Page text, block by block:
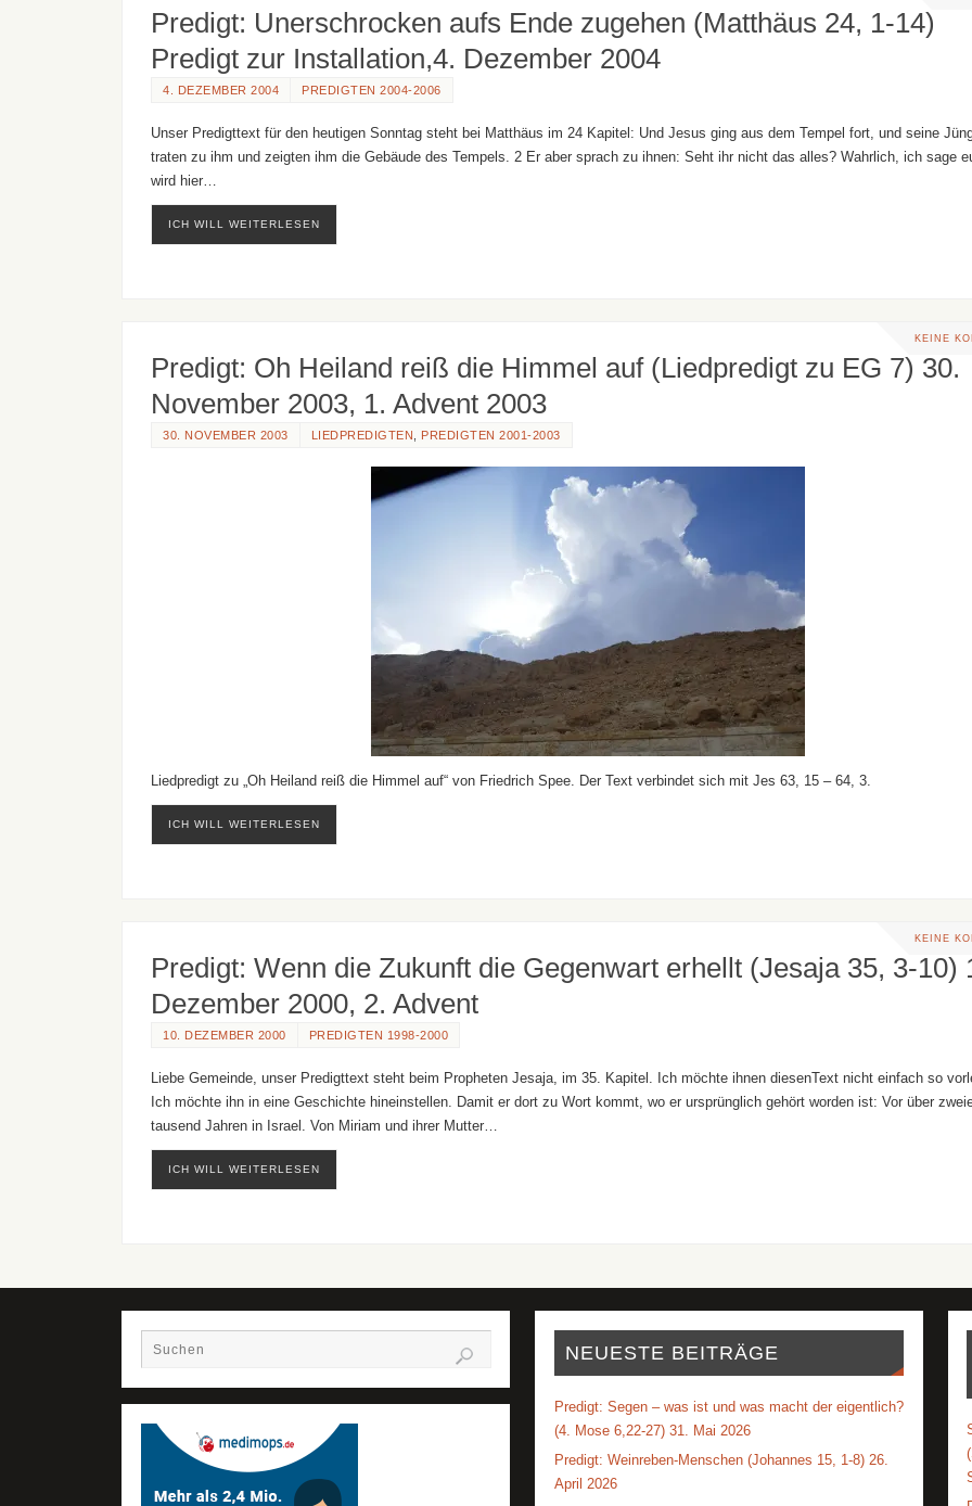
Predigt: Unerschrocken aufs Ende zugehen (Matthäus 24, 1-14)
Predigt zur Installation,4. Dezember 2004
4. DEZEMBER 2004 PREDIGTEN 2004-2006
Unser Predigttext für den heutigen Sonntag steht bei Matthäus im 24 Kapitel: Und Jesus ging aus dem Tempel fort, und seine
traten zu ihm und zeigten ihm die Gebäude des Tempels. 2 Er aber sprach zu ihnen: Seht ihr nicht das alles? Wahrlich, ich sage
wird hier…
ICH WILL WEITERLESEN
KEINE
Predigt: Oh Heiland reiß die Himmel auf (Liedpredigt zu EG 7) 30.
November 2003, 1. Advent 2003
30. NOVEMBER 2003 LIEDPREDIGTEN PREDIGTEN 2001-2003
Liedpredigt zu „Oh Heiland reiß die Himmel auf“ von Friedrich Spee. Der Text verbindet sich mit Jes 63, 15 – 64, 3.
ICH WILL WEITERLESEN
KEINE
Predigt: Wenn die Zukunft die Gegenwart erhellt (Jesaja 35, 3-10)
Dezember 2000, 2. Advent
10. DEZEMBER 2000 PREDIGTEN 1998-2000
Liebe Gemeinde, unser Predigttext steht beim Propheten Jesaja, im 35. Kapitel. Ich möchte ihnen diesenText nicht einfach so
Ich möchte ihn in eine Geschichte hineinstellen. Damit er dort zu Wort kommt, wo er ursprünglich gehört worden ist: Vor über
tausend Jahren in Israel. Von Miriam und ihrer Mutter…
ICH WILL WEITERLESEN
NEUESTE BEITRÄGE
Predigt: Segen – was ist und was macht der eigentlich?
(4. Mose 6,22-27) 31. Mai 2026
Predigt: Weinreben-Menschen (Johannes 15, 1-8) 26.
April 2026